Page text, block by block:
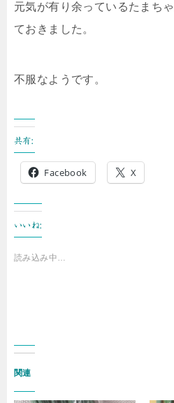
元気が有り余っているたまち
ておきました。
不服なようです。
共有:
Facebook X
いいね:
読み込み中…
関連